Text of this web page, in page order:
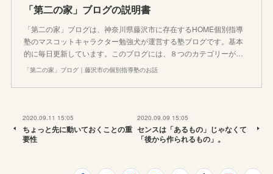
「第二の家」ブログの説明書
「第二の家」ブログは、神奈川県藤沢市に存在するHOME個別指導
塾のマスコットキャラクター勉強犬が運営する塾ブログです。基本
的に毎日更新しています。このブログには、８つのカテゴリーが…
「第二の家」ブログ｜藤沢市の個別指導塾のお話
2020.09.11 15:05
ちょっと先に動いておくことの重
要性
2020.09.09 15:05
センスは「あるもの」じゃなくて
「後から作られるもの」。